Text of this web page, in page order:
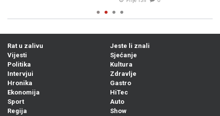
Rat u zalivu
Vijesti
Politika
Intervjui
Hronika
Ekonomija
Sport
Regija
Jeste li znali
Sjećanje
Kultura
Zdravlje
Gastro
HiTec
Auto
Show